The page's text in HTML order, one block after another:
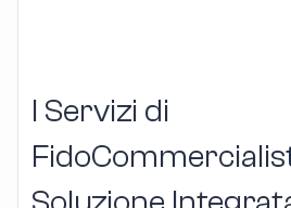
I Servizi di